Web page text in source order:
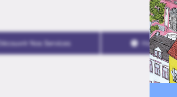
Découvrir Nos Services Horaires